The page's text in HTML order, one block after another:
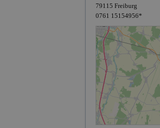
79115 Freiburg
0761 15154956*